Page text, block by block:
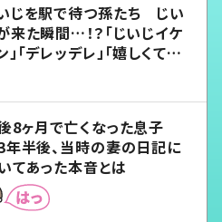
じを駅で待つ孫たち じい
来た瞬間…！？「じいじイケ
」「デレッデレ」「嬉しくて可
8ヶ月で亡くなった息子
年半後、当時の妻の日記に
てあった本音とは